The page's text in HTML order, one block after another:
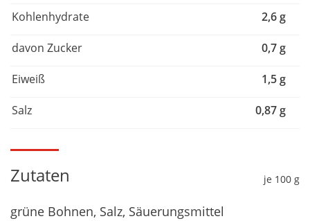
Kohlenhydrate 2,6 g
davon Zucker 0,7 g
Eiweiß 1,5 g
Salz 0,87 g
Zutaten je 100 g
grüne Bohnen, Salz, Säuerungsmittel